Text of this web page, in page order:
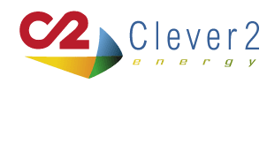
naar
de
inhoud